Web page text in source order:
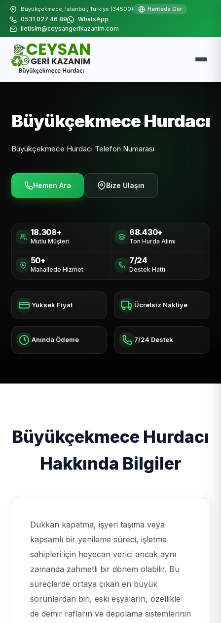
Büyükçekmece, İstanbul, Türkiye (34500) Haritada Gör
0531 027 46 89
WhatsApp
iletisim@ceysangerikazanim.com
Büyükçekmece Hurdacı
Büyükçekmece Hurdacı Telefon Numarası
Hemen Ara Bize Ulaşın
18.308+
Mutlu Müşteri
68.430+
Ton Hurda Alımı
50+
Mahallede Hizmet
7/24
Destek Hattı
Yüksek Fiyat Ücretsiz Nakliye
Anında Ödeme 7/24 Destek
Büyükçekmece Hurdacı
Hakkında Bilgiler
Dükkan kapatma, işyeri taşıma veya
kapsamlı bir yenileme süreci, işletme
sahipleri için heyecan verici ancak aynı
zamanda zahmetli bir dönem olabilir. Bu
süreçlerde ortaya çıkan en büyük
sorunlardan biri, eski eşyaların, özellikle
de demir rafların ve depolama sistemlerinin